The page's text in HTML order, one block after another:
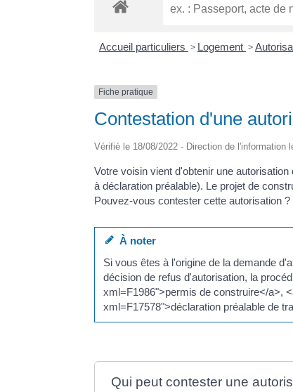
Accueil particuliers > Logement >
Fiche pratique
Contestation d'une
Vérifié le 18/08/2022 - Direction de l'information
Votre voisin vient d'obtenir une
à déclaration préalable). Le projet de
Pouvez-vous contester cette autorisation
À noter
Si vous êtes à l'origine de la demande
décision de refus d'autorisation, la
xml=F1986">permis de construire</a>,
xml=F17578">déclaration préalable de
Qui peut contester une